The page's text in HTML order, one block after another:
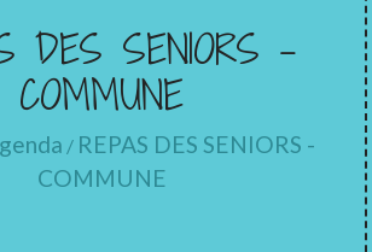
DES SENIORS -
COMMUNE
/ REPAS DES SENIORS -
COMMUNE